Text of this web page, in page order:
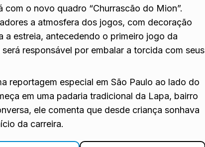
o novo quadro “Churrascão do Mion”.
a atmosfera dos jogos, com decoração
a estreia, antecedendo o primeiro jogo da
responsável por embalar a torcida com seus
reportagem especial em São Paulo ao lado do
em uma padaria tradicional da Lapa, bairro
ele comenta que desde criança sonhava
da carreira.